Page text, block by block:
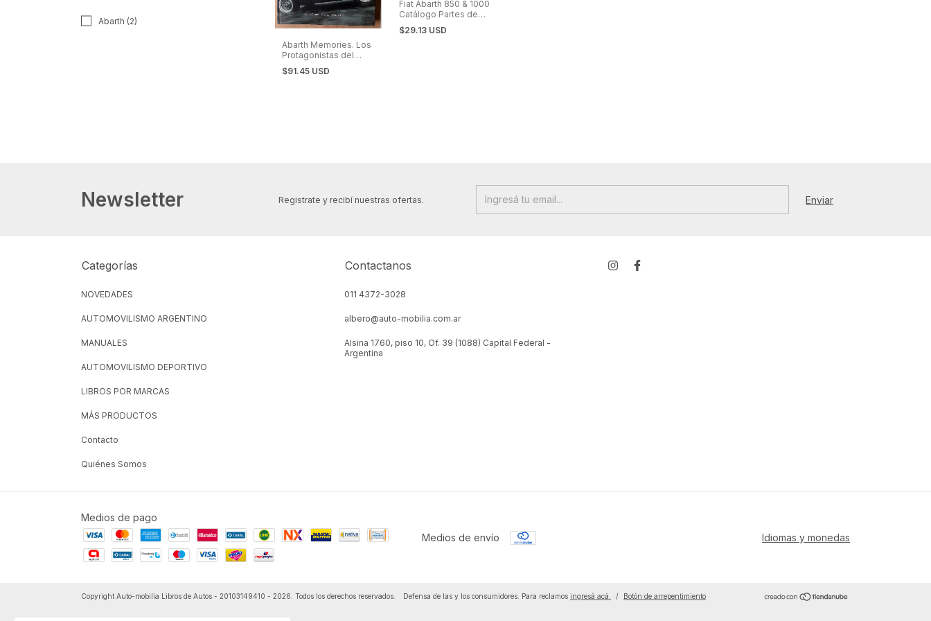
Abarth (2)
Abarth Memories. Los
Protagonistas del
Mito.
$91.45 USD
Fiat Abarth 850 & 1000
Catálogo Partes de
Recambio
$29.13 USD
Newsletter Registrate y recibí nuestras ofertas.
Categorías
NOVEDADES
AUTOMOVILISMO ARGENTINO
MANUALES
AUTOMOVILISMO DEPORTIVO
LIBROS POR MARCAS
MÁS PRODUCTOS
Contacto
Quiénes Somos
Contactanos
011 4372-3028
albero@auto-mobilia.com.ar
Alsina 1760, piso 10, Of. 39 (1088) Capital Federal -
Argentina
Medios de pago
Medios de envío
Idiomas y monedas
Copyright Auto-mobilia Libros de Autos - 20103149410 - 2026. Todos los derechos reservados. Defensa de las y los consumidores. Para reclamos ingresá acá. / Botón de arrepentimiento